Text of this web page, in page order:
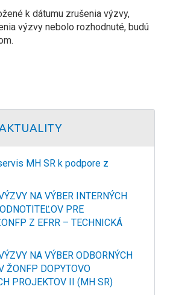
k dátumu zrušenia výzvy,
výzvy nebolo rozhodnuté, budú
MH SR k podpore z
NA VÝBER INTERNÝCH
PRE
Z EFRR – TECHNICKÁ
NA VÝBER ODBORNÝCH
ŽONFP DOPYTOVO
PROJEKTOV II (MH SR)